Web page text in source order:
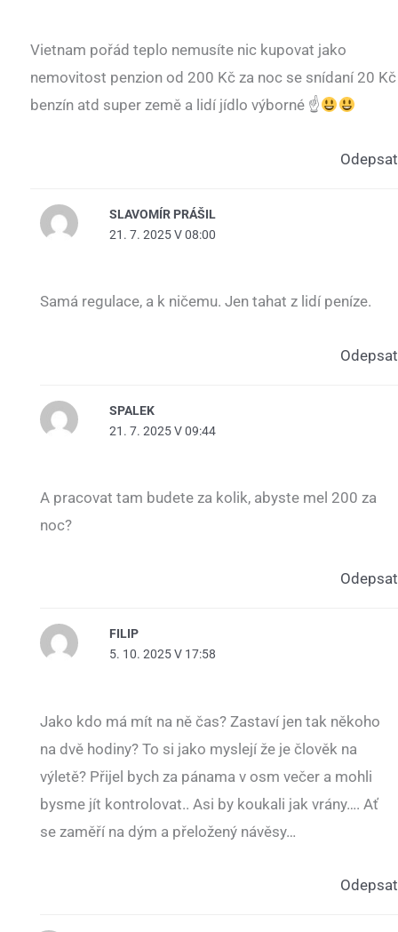
Vietnam pořád teplo nemusíte nic kupovat jako
nemovitost penzion od 200 Kč za noc se snídaní 20 Kč
benzín atd super země a lidí jídlo výborné ☝
Odepsat
SLAVOMÍR PRÁŠIL
21. 7. 2025 V 08:00
Samá regulace, a k ničemu. Jen tahat z lidí peníze.
Odepsat
SPALEK
21. 7. 2025 V 09:44
A pracovat tam budete za kolik, abyste mel 200 za
noc?
Odepsat
FILIP
5. 10. 2025 V 17:58
Jako kdo má mít na ně čas? Zastaví jen tak někoho
na dvě hodiny? To si jako myslejí že je člověk na
výletě? Přijel bych za pánama v osm večer a mohli
bysme jít kontrolovat.. Asi by koukali jak vrány…. Ať
se zaměří na dým a přeložený návěsy…
Odepsat